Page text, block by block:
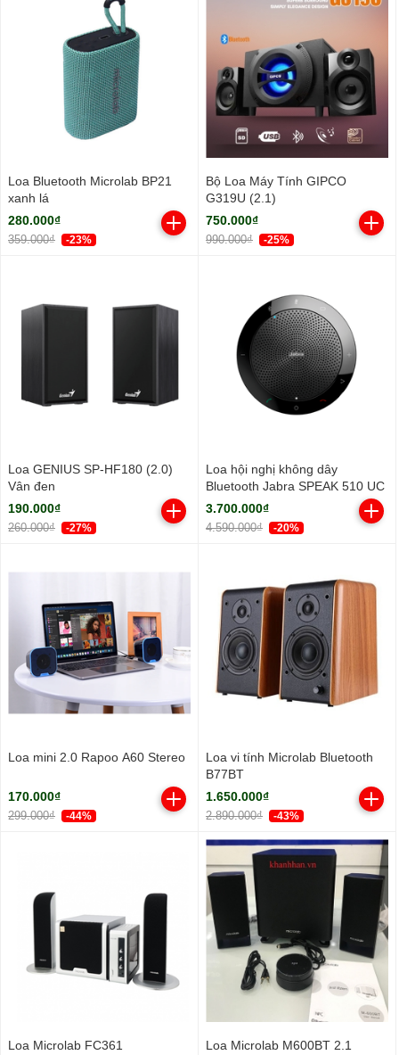
Loa Bluetooth Microlab BP21
xanh lá
280.000₫
359.000₫ -23%
Bộ Loa Máy Tính GIPCO
G319U (2.1)
750.000₫
990.000₫ -25%
Loa GENIUS SP-HF180 (2.0)
Vân đen
190.000₫
260.000₫ -27%
Loa hội nghị không dây
Bluetooth Jabra SPEAK 510 UC
3.700.000₫
4.590.000₫ -20%
Loa mini 2.0 Rapoo A60 Stereo
170.000₫
299.000₫ -44%
Loa vi tính Microlab Bluetooth
B77BT
1.650.000₫
2.890.000₫ -43%
Loa Microlab FC361
Loa Microlab M600BT 2.1